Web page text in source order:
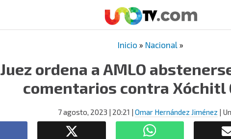
Inicio » Nacional »
Juez ordena a AMLO
comentarios contra Xóchitl
7 agosto, 2023 | 20:21 | Omar Hernández Jiménez |